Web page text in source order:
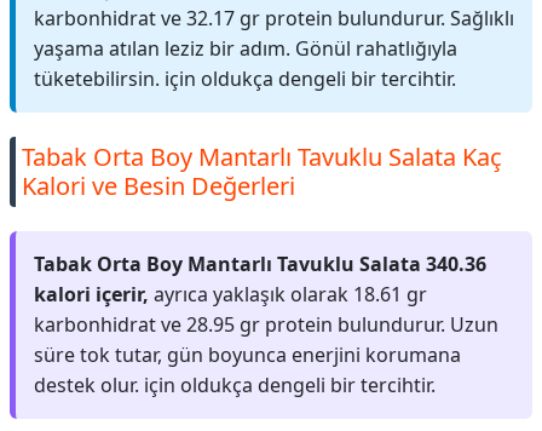
karbonhidrat ve 32.17 gr protein bulundurur. Sağlıklı
yaşama atılan leziz bir adım. Gönül rahatlığıyla
tüketebilirsin. için oldukça dengeli bir tercihtir.
Tabak Orta Boy Mantarlı Tavuklu Salata Kaç
Kalori ve Besin Değerleri
Tabak Orta Boy Mantarlı Tavuklu Salata 340.36
kalori içerir, ayrıca yaklaşık olarak 18.61 gr
karbonhidrat ve 28.95 gr protein bulundurur. Uzun
süre tok tutar, gün boyunca enerjini korumana
destek olur. için oldukça dengeli bir tercihtir.